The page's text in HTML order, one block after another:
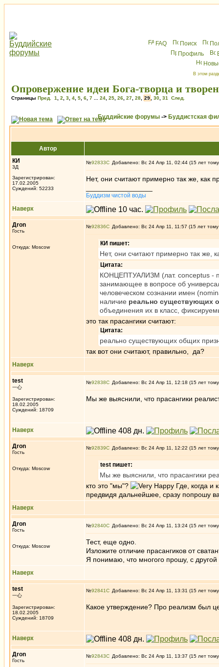
FAQ Поиск
Профиль
В этом
Опровержение идеи Бога-творца и
Страницы Пред. 1 2 3 4 5 6 7 24 25 26 27 28 29 30 31 След.
Буддийские форумы -> Буддистская
Автор
КИ
3Д
Зарегистрирован:
17.02.2005
Суждений: 52233
№92833 Добавлено: Вс 24 Апр 11, 02:44 (15 лет
Нет, они считают примерно так же, как
Буддизм чистой воды
Наверх
Дron
Гость
Откуда: Moscow
№92836 Добавлено: Вс 24 Апр 11, 11:57 (15 лет
КИ пишет:
Нет, они считают примерно так же,
Цитата:
КОНЦЕПТУАЛИЗМ (лат. conceptus -
занимающее в вопросе об
человеческом сознании имен
наличие реально существующих
объединения их в класс,
это так прасангики считают:
Цитата:
реально существующих общих
так вот они считают, правильно, да?
Наверх
test
一心
Зарегистрирован:
18.02.2005
Суждений: 18709
№92838 Добавлено: Вс 24 Апр 11, 12:18 (15 лет
Мы же выяснили, что прасангики
Наверх
Дron
Гость
Откуда: Moscow
№92839 Добавлено: Вс 24 Апр 11, 12:22 (15 лет
test пишет:
Мы же выяснили, что прасангики
кто это "мы"?
Где, когда и
предвидя дальнейшее, сразу попрошу
Наверх
Дron
Гость
Откуда: Moscow
№92840 Добавлено: Вс 24 Апр 11, 13:24 (15 лет
Тест, еще одно.
Изложите отличие прасангиков от
Я понимаю, что многого прошу, с
Наверх
test
一心
Зарегистрирован:
18.02.2005
Суждений: 18709
№92841 Добавлено: Вс 24 Апр 11, 13:31 (15 лет
Какое утверждение? Про реализм был
Наверх
Дron
Гость
№92843 Добавлено: Вс 24 Апр 11, 13:37 (15 лет